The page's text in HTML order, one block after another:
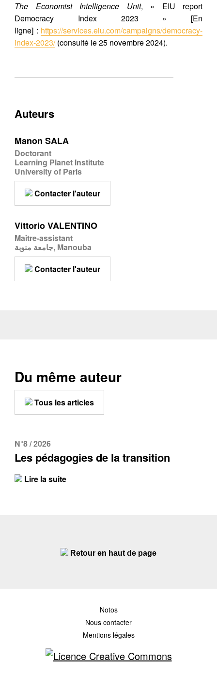
The Economist Intelligence Unit, « EIU report
Democracy Index 2023 » [En
ligne] : https://services.eiu.com/campaigns/democracy-
index-2023/(consulté le 25 novembre 2024).
Auteurs
Manon SALA
Doctorant
Learning Planet Institute
University of Paris
Contacter l'auteur
Vittorio VALENTINO
Maître-assistant
جامعة منوبة, Manouba
Contacter l'auteur
Du même auteur
Tous les articles
N°8 / 2026
Les pédagogies de la transition
Lire la suite
Retour en haut de page
Notos
Nous contacter
Mentions légales